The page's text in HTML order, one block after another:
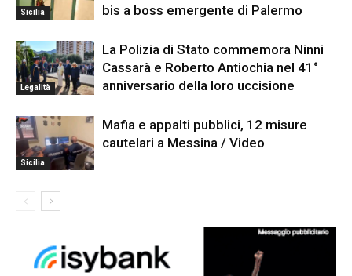
Sicilia
bis a boss emergente di Palermo
Legalità
La Polizia di Stato commemora Ninni
Cassarà e Roberto Antiochia nel 41°
anniversario della loro uccisione
Sicilia
Mafia e appalti pubblici, 12 misure
cautelari a Messina / Video